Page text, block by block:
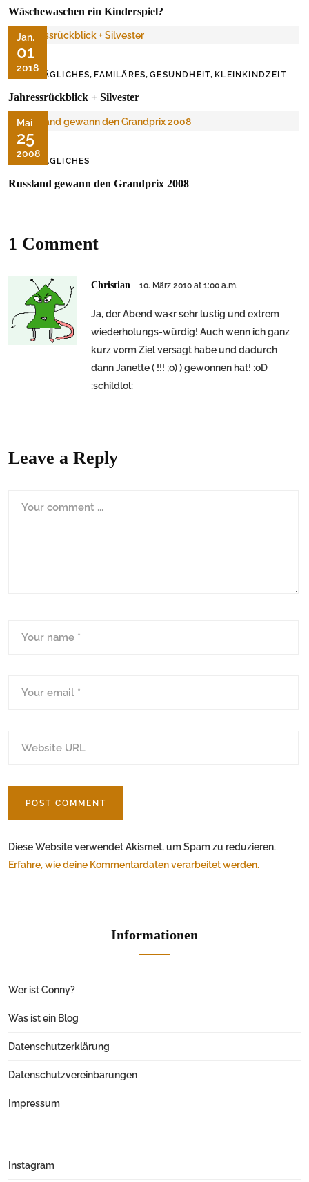
Wäschewaschen ein Kinderspiel?
Jan.
01
2018
ALLTÄGLICHES, FAMILÄRES,GESUNDHEIT, KLEINKINDZEIT
Jahressrückblick + Silvester
Mai
25
2008
ALLTÄGLICHES
Russland gewann den Grandprix 2008
1 Comment
Christian 10. März 2010 at 1:00 a.m.
Ja, der Abend wa<r sehr lustig und extrem
wiederholungs-würdig! Auch wenn ich ganz
kurz vorm Ziel versagt habe und dadurch
dann Janette ( !!! ;o) ) gewonnen hat! :oD
:schildlol:
Leave a Reply
Diese Website verwendet Akismet, um Spam zu reduzieren.
Erfahre, wie deine Kommentardaten verarbeitet werden.
Informationen
Wer ist Conny?
Was ist ein Blog
Datenschutzerklärung
Datenschutzvereinbarungen
Impressum
Instagram